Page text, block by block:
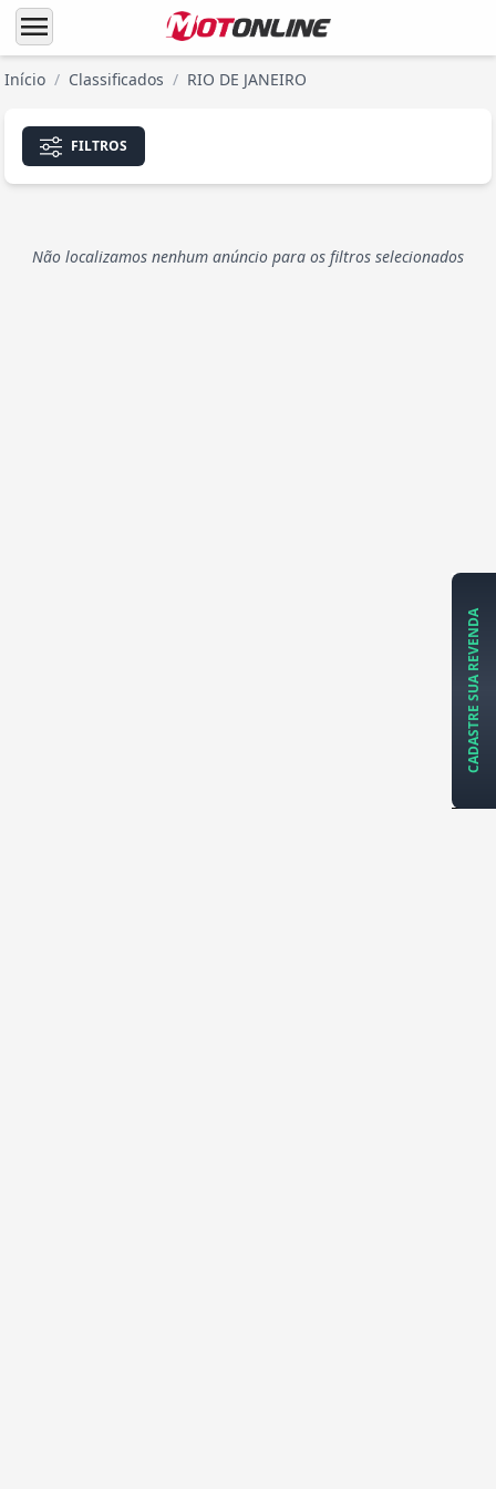
menu
Início / Classificados / RIO DE JANEIRO
FILTROS
Não localizamos nenhum anúncio para os filtros selecionados
CADASTRE SUA REVENDA